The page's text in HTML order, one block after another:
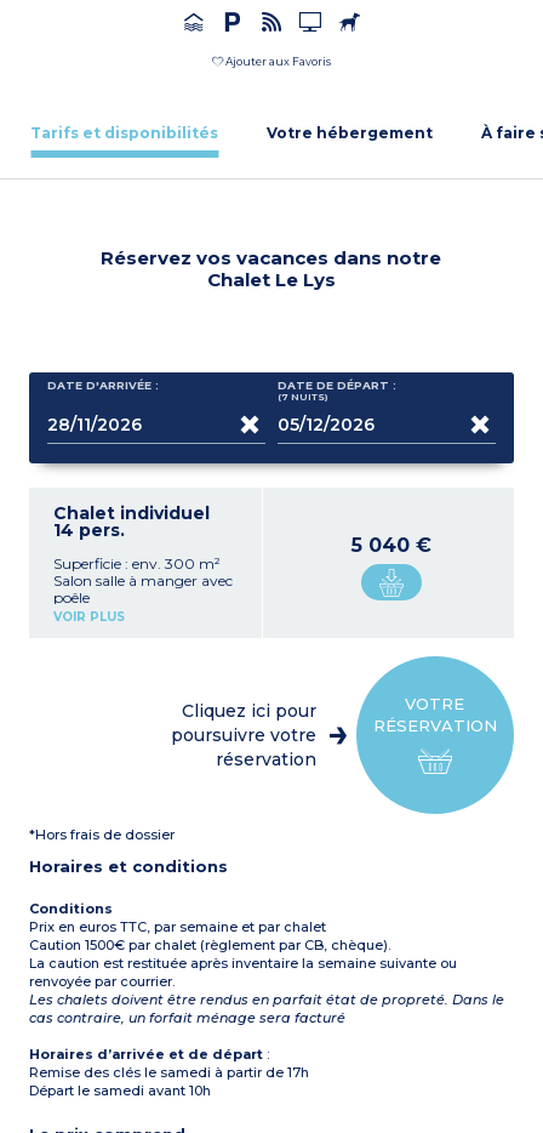
Ajouter aux Favoris
Tarifs et disponibilités Votre hébergement À faire
Réservez vos vacances dans notre
Chalet Le Lys
DATE D'ARRIVÉE : DATE DE DÉPART :
(7 NUITS)
Chalet individuel
14 pers.
Superficie : env. 300 m²
Salon salle à manger avec
poêle
Cuisine ouverte
réfrigérateur, grille-pain…)
6 chambres chacune
avec sa salle de bain
simples plus une douche et
En haut :
simples douche, lavabo,
WC
1 chambre avec 1 grand lit
en 180 baignoire, lavabo,
WC
1 chambre avec 2 lits
simples , baignoire, lavabo,
WC
superposé douche, lavabo,
WC
1 chambre avec 1 lit
douche, lavabo, WC
VOIR PLUS
5 040 €
VOTRE
RÉSERVATION
Cliquez ici pour
poursuivre votre
réservation
*Hors frais de dossier
Horaires et conditions
Conditions
Prix en euros TTC, par semaine et par chalet
Caution 1500€ par chalet (règlement par CB, chèque).
La caution est restituée après inventaire la semaine suivante ou
renvoyée par courrier.
Les chalets doivent être rendus en parfait état de propreté. Dans le
cas contraire, un forfait ménage sera facturé
Horaires d’arrivée et de départ :
Remise des clés le samedi à partir de 17h
Départ le samedi avant 10h